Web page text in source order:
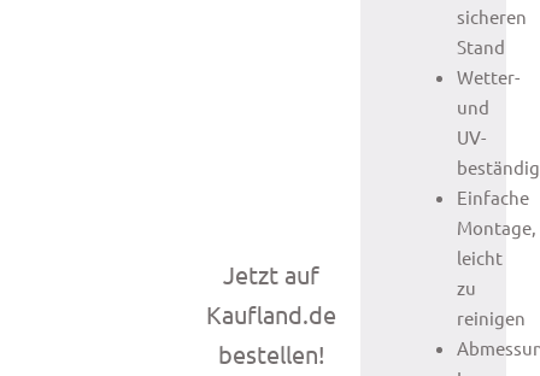
Jetzt auf
Kaufland.de
bestellen!
sicheren
Stand
Wetter-
und
UV-
beständig
Einfache
Montage,
leicht
zu
reinigen